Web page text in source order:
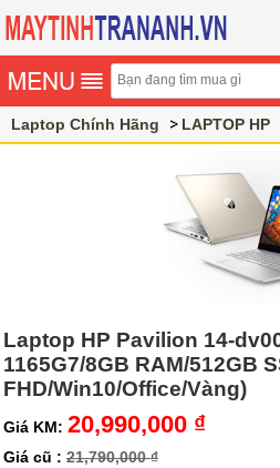
Laptop Chính Hãng LAPTOP HP
Laptop HP Pavilion 14-
1165G7/8GB RAM/512GB
FHD/Win10/Office/Vàng)
Giá KM: 20,990,000 ₫
Giá cũ : 21,790,000 ₫